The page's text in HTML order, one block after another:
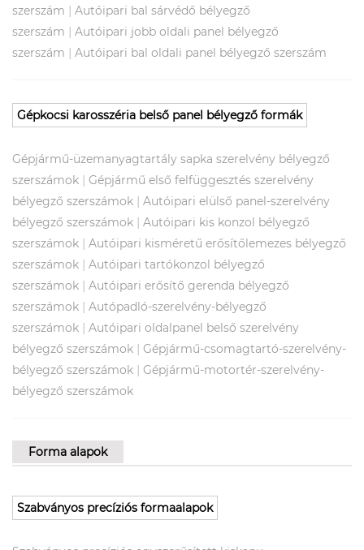
szerszám | Autóipari bal sárvédő bélyegző
szerszám | Autóipari jobb oldali panel bélyegző
szerszám | Autóipari bal oldali panel bélyegző szerszám
Gépkocsi karosszéria belső panel bélyegző formák
Gépjármű-üzemanyagtartály sapka szerelvény bélyegző
szerszámok | Gépjármű első felfüggesztés szerelvény
bélyegző szerszámok | Autóipari elülső panel-szerelvény
bélyegző szerszámok | Autóipari kis konzol bélyegző
szerszámok | Autóipari kisméretű erősítőlemezes bélyegző
szerszámok | Autóipari tartókonzol bélyegző
szerszámok | Autóipari erősítő gerenda bélyegző
szerszámok | Autópadló-szerelvény-bélyegző
szerszámok | Autóipari oldalpanel belső szerelvény
bélyegző szerszámok | Gépjármű-csomagtartó-szerelvény-
bélyegző szerszámok | Gépjármű-motortér-szerelvény-
bélyegző szerszámok
Forma alapok
Szabványos precíziós formaalapok